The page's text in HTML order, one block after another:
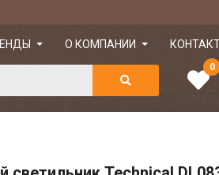
О КОМПАНИИ
0